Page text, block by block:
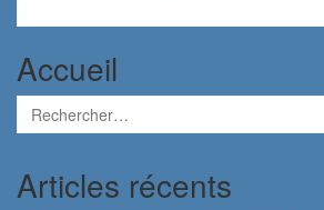
Accueil
Articles récents